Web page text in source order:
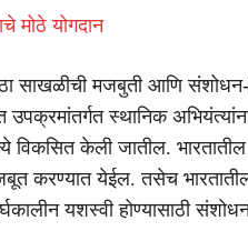
मोठे योगदान
साखळीची मजबुती आणि
स्थानिक
विकसित केली जातील.
करण्यात येईल. तसेच भारतातील
यशस्वी होण्यासाठी